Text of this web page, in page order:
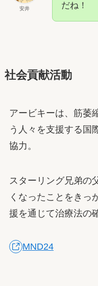
安井
だね！
社会貢献活動
アービキーは、筋萎
う人々を支援する国
協力。
スターリング兄弟の
くなったことをきっ
援を通じて治療法の
MND24